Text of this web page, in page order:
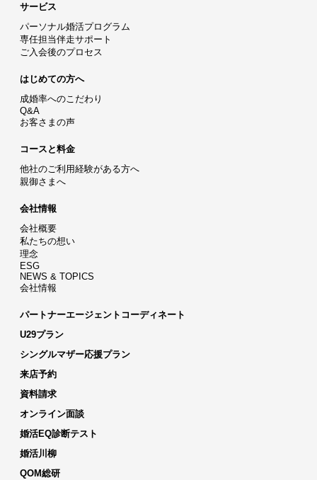
サービス
パーソナル婚活プログラム
専任担当伴走サポート
ご入会後のプロセス
はじめての方へ
成婚率へのこだわり
Q&A
お客さまの声
コースと料金
他社のご利用経験がある方へ
親御さまへ
会社情報
会社概要
私たちの想い
理念
ESG
NEWS & TOPICS
会社情報
パートナーエージェントコーディネート
U29プラン
シングルマザー応援プラン
来店予約
資料請求
オンライン面談
婚活EQ診断テスト
婚活川柳
QOM総研